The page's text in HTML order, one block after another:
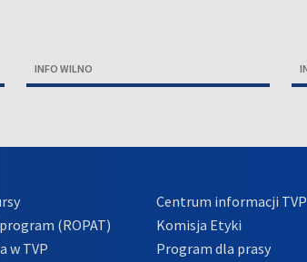
INFO WILNO
(ROPAT)
w TVP
Centrum informacji TVP
Komisja Etyki
Program dla prasy